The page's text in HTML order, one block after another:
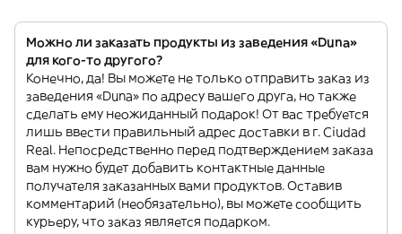
Можно ли заказать продукты из заведения «Duna»
для кого-то другого?
Конечно, да! Вы можете не только отправить заказ из
заведения «Duna» по адресу вашего друга, но также
сделать ему неожиданный подарок! От вас требуется
лишь ввести правильный адрес доставки в г. Ciudad
Real. Непосредственно перед подтверждением заказа
вам нужно будет добавить контактные данные
получателя заказанных вами продуктов. Оставив
комментарий (необязательно), вы можете сообщить
курьеру, что заказ является подарком.